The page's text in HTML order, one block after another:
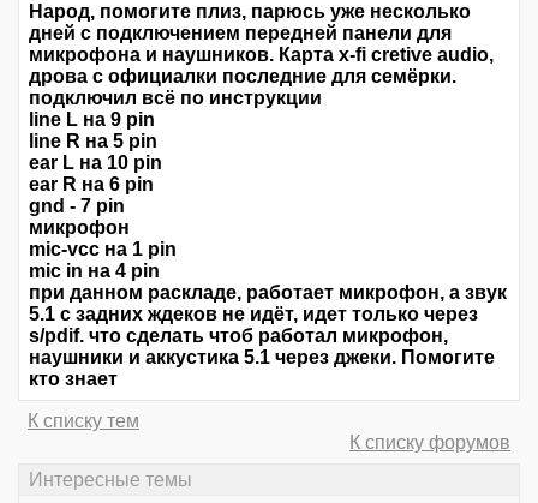
Народ, помогите плиз, парюсь уже несколько
дней с подключением передней панели для
микрофона и наушников. Карта x-fi cretive audio,
дрова с официалки последние для семёрки.
подключил всё по инструкции
line L на 9 pin
line R на 5 pin
ear L на 10 pin
ear R на 6 pin
gnd - 7 pin
микрофон
mic-vcc на 1 pin
mic in на 4 pin
при данном раскладе, работает микрофон, а звук
5.1 с задних ждеков не идёт, идет только через
s/pdif. что сделать чтоб работал микрофон,
наушники и аккустика 5.1 через джеки. Помогите
кто знает
К списку тем
К списку форумов
Интересные темы